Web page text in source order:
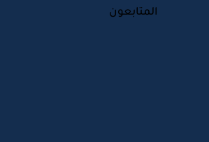
المتابعون